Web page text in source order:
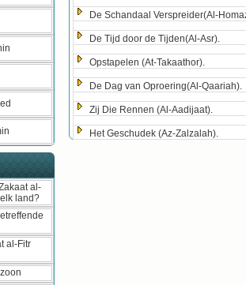
De Schandaal Verspreider(Al-
De Tijd door de Tijden(Al-Asr).
Opstapelen (At-Takaathor).
De Dag van Oproering(Al-Qaariah).
Zij Die Rennen (Al-Aadijaat).
Het Geschudek (Az-Zalzalah).
al-
land?
al-Fitr